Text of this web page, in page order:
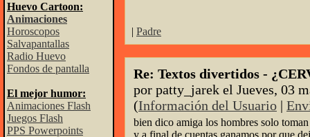
Huevo Cartoon:
Animaciones
Horoscopos
Salvapantallas
Radio Huevo
Fondos de pantalla
El mejor humor:
Animaciones Flash
Juegos Flash
PPS Powerpoints
| Padre
Re: Textos divertidos -
por patty_jarek el Jueves, 03
(Información del Usuario |
bien dico amiga los hombres solo
y a final de cuentas ganamos por que